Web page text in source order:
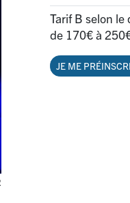
Tarif B selon
de 170€ à
JE ME